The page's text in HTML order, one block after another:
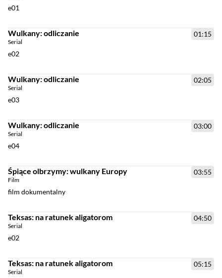
e01
01:15
Wulkany: odliczanie
Serial
e02
02:05
Wulkany: odliczanie
Serial
e03
03:00
Wulkany: odliczanie
Serial
e04
03:55
Śpiące olbrzymy: wulkany Europy
Film
film dokumentalny
04:50
Teksas: na ratunek aligatorom
Serial
e02
05:15
Teksas: na ratunek aligatorom
Serial